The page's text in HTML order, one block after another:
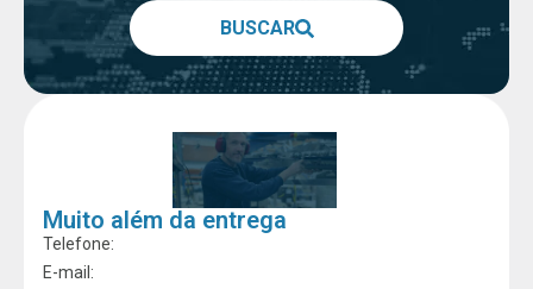
BUSCAR
Muito além da entrega
Telefone:
E-mail: